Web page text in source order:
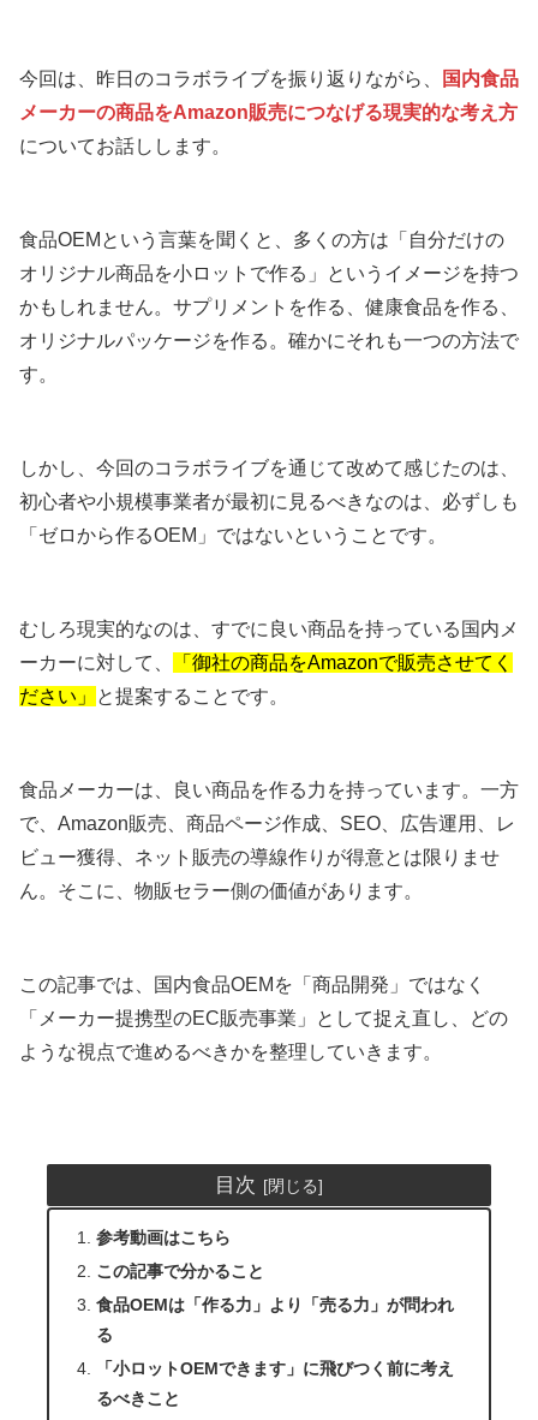
今回は、昨日のコラボライブを振り返りながら、
国内食品
メーカーの商品をAmazon販売につなげる現実的な考え方
についてお話しします。
食品OEMという言葉を聞くと、多くの方は「自分だけの
オリジナル商品を小ロットで作る」というイメージを持つ
かもしれません。サプリメントを作る、健康食品を作る、
オリジナルパッケージを作る。確かにそれも一つの方法で
す。
しかし、今回のコラボライブを通じて改めて感じたのは、
初心者や小規模事業者が最初に見るべきなのは、必ずしも
「ゼロから作るOEM」ではないということです。
むしろ現実的なのは、すでに良い商品を持っている国内メ
ーカーに対して、
「御社の商品をAmazonで販売させてく
ださい」
と提案することです。
食品メーカーは、良い商品を作る力を持っています。一方
で、Amazon販売、商品ページ作成、SEO、広告運用、レ
ビュー獲得、ネット販売の導線作りが得意とは限りませ
ん。そこに、物販セラー側の価値があります。
この記事では、国内食品OEMを「商品開発」ではなく
「メーカー提携型のEC販売事業」として捉え直し、どの
ような視点で進めるべきかを整理していきます。
目次
参考動画はこちら
この記事で分かること
食品OEMは「作る力」より「売る力」が問われ
る
「小ロットOEMできます」に飛びつく前に考え
るべきこと